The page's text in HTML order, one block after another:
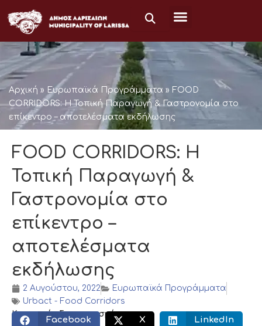
στο
περιεχόμενο
Αρχική » Ευρωπαϊκά Προγράμματα » FOOD
CORRIDORS: H Τοπική Παραγωγή & Γαστρονομία στο
επίκεντρο – αποτελέσματα εκδήλωσης
FOOD CORRIDORS: H
Τοπική Παραγωγή &
Γαστρονομία στο
επίκεντρο –
αποτελέσματα
εκδήλωσης
2 Αυγούστου, 2022
Ευρωπαϊκά Προγράμματα
Urbact - Food Corridors
Κοινωνικός διαμοιρασμός:
Facebook X LinkedIn